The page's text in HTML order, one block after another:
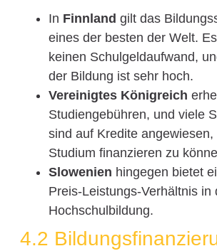
In Finnland gilt das
eines der besten der Welt.
keinen Schulgeldaufwand,
der Bildung ist sehr hoch.
Vereinigtes Königreich
Studiengebühren, und viele
sind auf Kredite angewiesen,
Studium finanzieren zu
Slowenien hingegen bietet
Preis-Leistungs-Verhältnis in
Hochschulbildung.
4.2